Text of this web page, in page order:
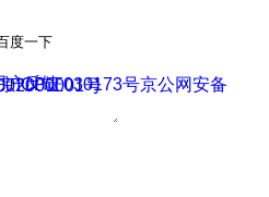
度一下
户反馈
ICP证030173号
号